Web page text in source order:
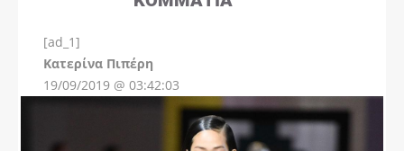
[ad_1]
Kατερίνα Πιπέρη
19/09/2019 @ 03:42:03